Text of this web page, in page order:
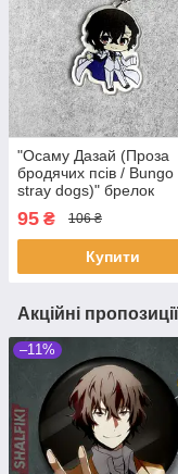
"Осаму Дазай (Проза
бродячих псів / Bungo
stray dogs)" брелок
акриловий
уф-друком
95 ₴ 106 ₴
Купити
Акційні
–11%